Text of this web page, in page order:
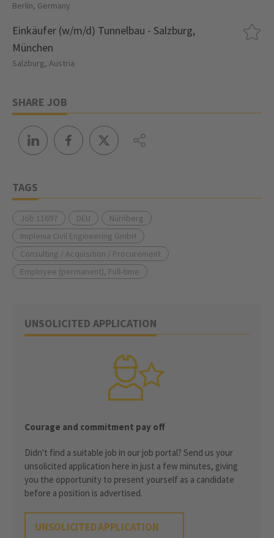
Berlin, Germany
Einkäufer (w/m/d) Tunnelbau - Salzburg,
München
Salzburg, Austria
SHARE JOB
TAGS
Job 11697 DEU
Nürnberg
Implenia Civil Engineering GmbH
Consulting / Acquisition / Procurement
Employee (permanent), Full-time
UNSOLICITED APPLICATION
Courage and commitment pay off
Didn't find a suitable job in our job portal? Send us your
unsolicited application here in just a few minutes, giving
you the opportunity to present yourself as a candidate
before a position is advertised.
UNSOLICITED APPLICATION